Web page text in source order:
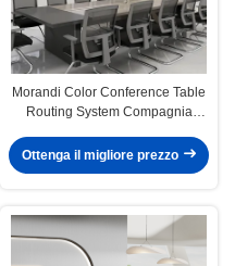
Morandi Color Conference Table
Routing System Compagnia
Scrivania e sedia Combinazione
Ottenga il migliore prezzo